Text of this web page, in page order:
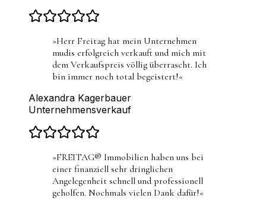
»Herr Freitag hat mein Unternehmen
mudis erfolgreich verkauft und mich mit
dem Verkaufspreis völlig überrascht. Ich
bin immer noch total begeistert!«
Alexandra Kagerbauer
Unternehmensverkauf
»FREITAG® Immobilien haben uns bei
einer finanziell sehr dringlichen
Angelegenheit schnell und professionell
geholfen. Nochmals vielen Dank dafür!«